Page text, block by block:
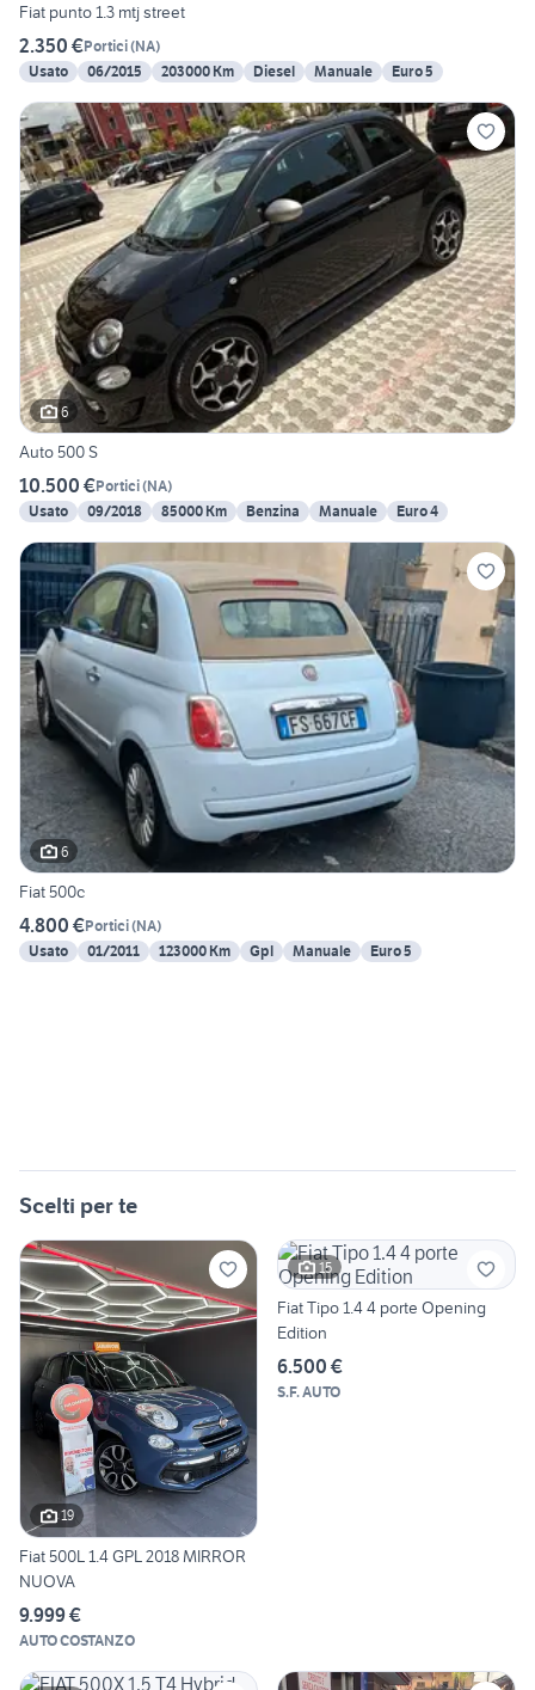
Fiat punto 1.3 mtj street
2.350 €Portici(NA)
Usato
06/2015 203000 Km Diesel Manuale Euro 5
6
Auto 500 S
10.500 €Portici(NA)
Usato
09/2018 85000 Km Benzina Manuale Euro 4
6
Fiat 500c
4.800 €Portici(NA)
Usato
01/2011 123000 Km Gpl Manuale Euro 5
Scelti per te
19
Fiat 500L 1.4 GPL 2018 MIRROR
NUOVA
9.999 €
AUTO COSTANZO
15
Fiat Tipo 1.4 4 porte Opening
Edition
6.500 €
S.F. AUTO